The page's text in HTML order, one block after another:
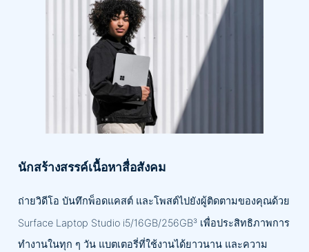
นักสร้างสรรค์เนื้อหาสื่อสังคม
ถ่ายวิดีโอ บันทึกพ็อดแคสต์ และโพสต์ไปยังผู้ติดตามของคุณด้วย
Surface Laptop Studio i5/16GB/256GB³ เพื่อประสิทธิภาพการ
ทำงานในทุก ๆ วัน แบตเตอรี่ที่ใช้งานได้ยาวนาน และความ